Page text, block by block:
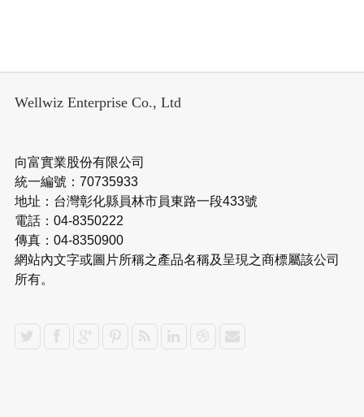
Wellwiz Enterprise Co., Ltd
向富實業股份有限公司
統一編號：70735933
地址：台灣彰化縣員林市員東路一段433號
電話：04-8350222
傳真：04-8350900
網站內文字或圖片所稱之產品名稱及呈現之商標屬該公司
所有。